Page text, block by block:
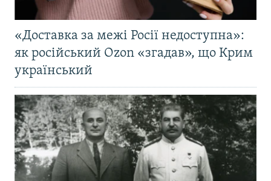
«Доставка за межі Росії недоступна»:
як російський Ozon «згадав», що Крим
український